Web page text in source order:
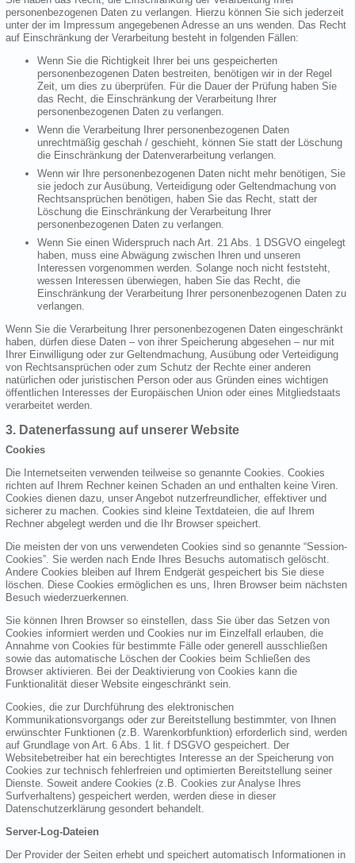
personenbezogenen Daten zu verlangen. Hierzu können Sie sich jederzeit
unter der im Impressum angegebenen Adresse an uns wenden. Das Recht
auf Einschränkung der Verarbeitung besteht in folgenden Fällen:
Wenn Sie die Richtigkeit Ihrer bei uns gespeicherten
personenbezogenen Daten bestreiten, benötigen wir in der Regel
Zeit, um dies zu überprüfen. Für die Dauer der Prüfung haben Sie
das Recht, die Einschränkung der Verarbeitung Ihrer
personenbezogenen Daten zu verlangen.
Wenn die Verarbeitung Ihrer personenbezogenen Daten
unrechtmäßig geschah / geschieht, können Sie statt der Löschung
die Einschränkung der Datenverarbeitung verlangen.
Wenn wir Ihre personenbezogenen Daten nicht mehr benötigen, Sie
sie jedoch zur Ausübung, Verteidigung oder Geltendmachung von
Rechtsansprüchen benötigen, haben Sie das Recht, statt der
Löschung die Einschränkung der Verarbeitung Ihrer
personenbezogenen Daten zu verlangen.
Wenn Sie einen Widerspruch nach Art. 21 Abs. 1 DSGVO eingelegt
haben, muss eine Abwägung zwischen Ihren und unseren
Interessen vorgenommen werden. Solange noch nicht feststeht,
wessen Interessen überwiegen, haben Sie das Recht, die
Einschränkung der Verarbeitung Ihrer personenbezogenen Daten zu
verlangen.
Wenn Sie die Verarbeitung Ihrer personenbezogenen Daten eingeschränkt
haben, dürfen diese Daten – von ihrer Speicherung abgesehen – nur mit
Ihrer Einwilligung oder zur Geltendmachung, Ausübung oder Verteidigung
von Rechtsansprüchen oder zum Schutz der Rechte einer anderen
natürlichen oder juristischen Person oder aus Gründen eines wichtigen
öffentlichen Interesses der Europäischen Union oder eines Mitgliedstaats
verarbeitet werden.
3. Datenerfassung auf unserer Website
Cookies
Die Internetseiten verwenden teilweise so genannte Cookies. Cookies
richten auf Ihrem Rechner keinen Schaden an und enthalten keine Viren.
Cookies dienen dazu, unser Angebot nutzerfreundlicher, effektiver und
sicherer zu machen. Cookies sind kleine Textdateien, die auf Ihrem
Rechner abgelegt werden und die Ihr Browser speichert.
Die meisten der von uns verwendeten Cookies sind so genannte “Session-
Cookies”. Sie werden nach Ende Ihres Besuchs automatisch gelöscht.
Andere Cookies bleiben auf Ihrem Endgerät gespeichert bis Sie diese
löschen. Diese Cookies ermöglichen es uns, Ihren Browser beim nächsten
Besuch wiederzuerkennen.
Sie können Ihren Browser so einstellen, dass Sie über das Setzen von
Cookies informiert werden und Cookies nur im Einzelfall erlauben, die
Annahme von Cookies für bestimmte Fälle oder generell ausschließen
sowie das automatische Löschen der Cookies beim Schließen des
Browser aktivieren. Bei der Deaktivierung von Cookies kann die
Funktionalität dieser Website eingeschränkt sein.
Cookies, die zur Durchführung des elektronischen
Kommunikationsvorgangs oder zur Bereitstellung bestimmter, von Ihnen
erwünschter Funktionen (z.B. Warenkorbfunktion) erforderlich sind, werden
auf Grundlage von Art. 6 Abs. 1 lit. f DSGVO gespeichert. Der
Websitebetreiber hat ein berechtigtes Interesse an der Speicherung von
Cookies zur technisch fehlerfreien und optimierten Bereitstellung seiner
Dienste. Soweit andere Cookies (z.B. Cookies zur Analyse Ihres
Surfverhaltens) gespeichert werden, werden diese in dieser
Datenschutzerklärung gesondert behandelt.
Server-Log-Dateien
Der Provider der Seiten erhebt und speichert automatisch Informationen in